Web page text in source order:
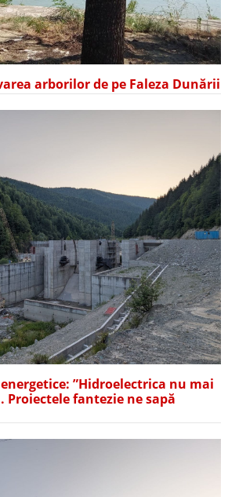
arborilor de pe Faleza Dunării
”Hidroelectrica nu mai
Proiectele fantezie ne sapă